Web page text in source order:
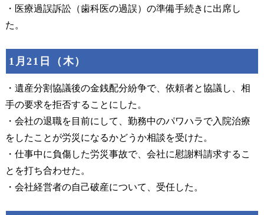
・医療過誤訴訟（歯科医の過誤）の準備手続きに出席し
た。
1月21日（木）
・遺産分割協議後の金銭配分紛争で、依頼者と協議し、相
手の要求を拒否することにした。
・会社の退職を目前にして、勤務中のパワハラで入院治療
をしたことが労災になるかどうか相談を受けた。
・仕事中に負傷した労災事故で、会社に慰謝料請求するこ
とを打ち合わせた。
・会社経営者の自己破産について、受任した。